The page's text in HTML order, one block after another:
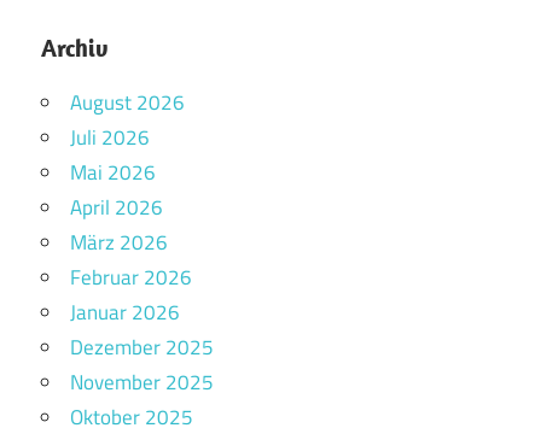
Archiv
August 2026
Juli 2026
Mai 2026
April 2026
März 2026
Februar 2026
Januar 2026
Dezember 2025
November 2025
Oktober 2025